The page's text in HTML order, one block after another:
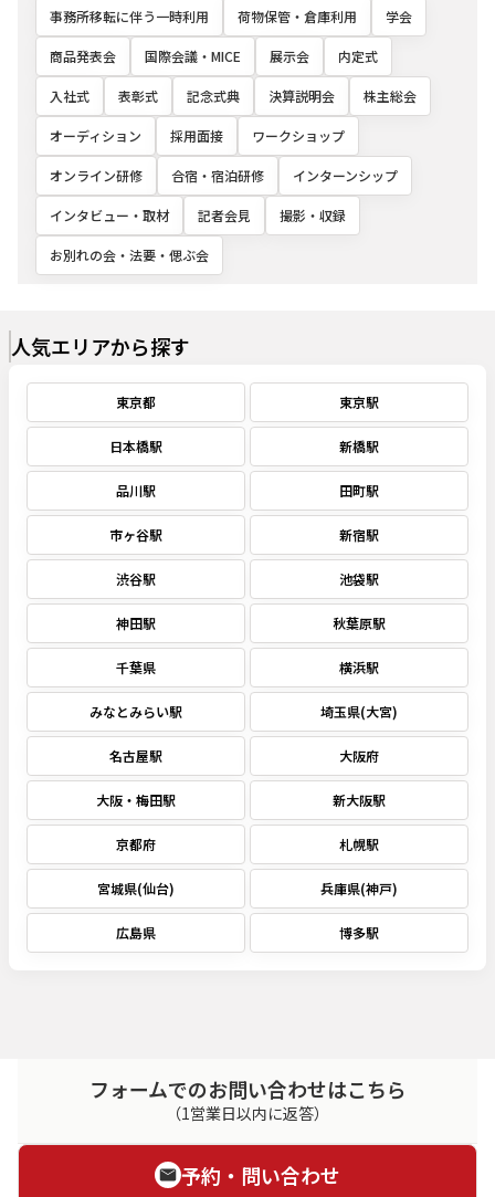
事務所移転に伴う一時利用 荷物保管・倉庫利用 学会
商品発表会 国際会議・MICE 展示会 内定式
入社式 表彰式 記念式典 決算説明会 株主総会
オーディション 採用面接 ワークショップ
オンライン研修 合宿・宿泊研修 インターンシップ
インタビュー・取材 記者会見 撮影・収録
お別れの会・法要・偲ぶ会
人気エリアから探す
東京都 東京駅
日本橋駅 新橋駅
品川駅 田町駅
市ヶ谷駅 新宿駅
渋谷駅 池袋駅
神田駅 秋葉原駅
千葉県 横浜駅
みなとみらい駅 埼玉県(大宮)
名古屋駅 大阪府
大阪・梅田駅 新大阪駅
京都府 札幌駅
宮城県(仙台) 兵庫県(神戸)
広島県 博多駅
フォームでのお問い合わせはこちら
（1営業日以内に返答）
予約・問い合わせ